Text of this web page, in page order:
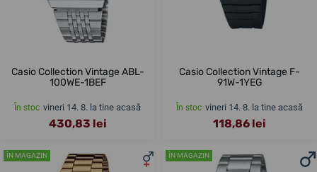
Casio Collection Vintage ABL-
100WE-1BEF
În stoc vineri 14. 8. la tine acasă
430,83 lei
Casio Collection Vintage F-
91W-1YEG
În stoc vineri 14. 8. la tine acasă
118,86 lei
ÎN MAGAZIN ÎN MAGAZIN